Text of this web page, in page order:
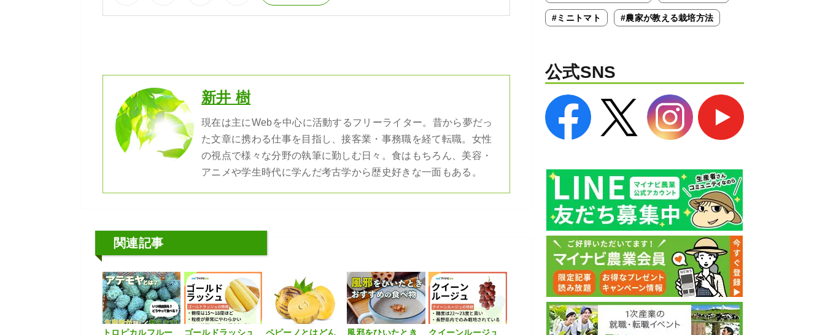
新井 樹
現在は主にWebを中心に活動するフリーライター。昔から夢だっ
た文章に携わる仕事を目指し、接客業・事務職を経て転職。女性
の視点で様々な分野の執筆に勤しむ日々。食はもちろん、美容・
アニメや学生時代に学んだ考古学から歴史好きな一面もある。
関連記事
トロピカルフルー ゴールドラッシュ ペピーノとはどん 風邪をひいたとき クイーンルージュ
#ミニトマト #農家が教える栽培方法
公式SNS